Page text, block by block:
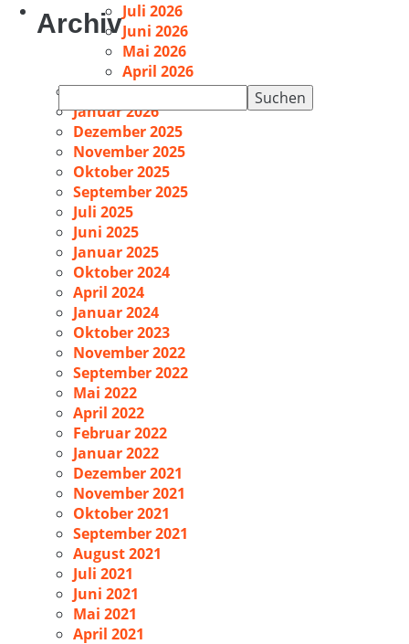
Suchen
nach:
ArchivJuli 2026
Juni 2026
Mai 2026
April 2026
Februar 2026
Januar 2026
Dezember 2025
November 2025
Oktober 2025
September 2025
Juli 2025
Juni 2025
Januar 2025
Oktober 2024
April 2024
Januar 2024
Oktober 2023
November 2022
September 2022
Mai 2022
April 2022
Februar 2022
Januar 2022
Dezember 2021
November 2021
Oktober 2021
September 2021
August 2021
Juli 2021
Juni 2021
Mai 2021
April 2021